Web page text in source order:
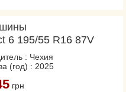
6 195/55 R16 87V
: Чехия
(год) : 2025
грн